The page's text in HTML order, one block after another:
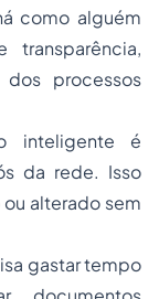
como alguém
processos
inteligente é
da rede. Isso
alterado sem
gastar tempo